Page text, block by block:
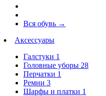
Вся обувь →
Аксессуары
Галстуки 1
Головные уборы 28
Перчатки 1
Ремни 3
Шарфы и платки 1